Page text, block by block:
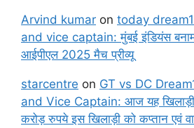
Arvind kumar on today
and vice captain: मुंबई इंडियंस बनाम
आईपीएल 2025 मैच प्रीव्यू
starcentre on GT vs DC
and Vice Captain: आज यह खिलाड़ी
करोड़ रुपये इस खिलाड़ी को कप्तान एवं